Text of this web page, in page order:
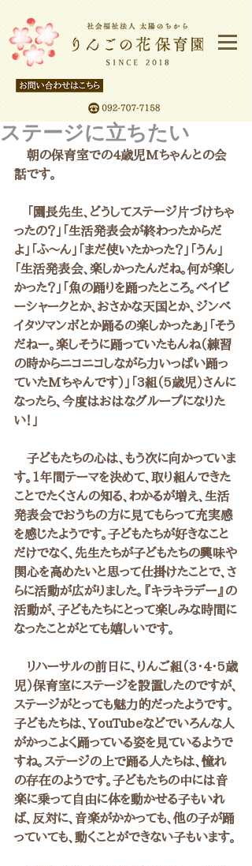
ステージに立ちたい
朝の保育室での4歳児Mちゃんとの会
話です。
「園長先生、どうしてステージ片づけちゃ
ったの？」「生活発表会が終わったからだ
よ」「ふ～ん」「まだ使いたかった？」「うん」
「生活発表会、楽しかったんだね。何が楽し
かった？」「魚の踊りを踊ったところ。ベイビ
ーシャークとか、おさかな天国とか、ジンベ
イタツマンボとか踊るの楽しかったぁ」「そう
だねー。楽しそうに踊っていたもんね（練習
の時からニコニコしながら力いっぱい踊っ
ていたMちゃんです）」「3組（5歳児）さんに
なったら、今度はおはなグループになりた
い！」
子どもたちの心は、もう次に向かっていま
す。1年間テーマを決めて、取り組んできた
ことでたくさんの知る、わかるが増え、生活
発表会でおうちの方に見てもらって充実感
を感じたようです。子どもたちが好きなこと
だけでなく、先生たちが子どもたちの興味や
関心を高めたいと思って仕掛けたことで、さ
らに活動が広がりました。『キラキラデー』の
活動が、子どもたちにとって楽しみな時間に
なったことがとても嬉しいです。
リハーサルの前日に、りんご組（3・4・5歳
児）保育室にステージを設置したのですが、
ステージがとっても魅力的だったようです。
子どもたちは、YouTubeなどでいろんな人
がかっこよく踊っている姿を見ているようで
すね。ステージの上で踊る人たちは、憧れ
の存在のようです。子どもたちの中には音
楽に乗って自由に体を動かせる子もいれ
ば、反対に、音楽がかかっても、他の子が踊
っていても、動くことができない子もいます。